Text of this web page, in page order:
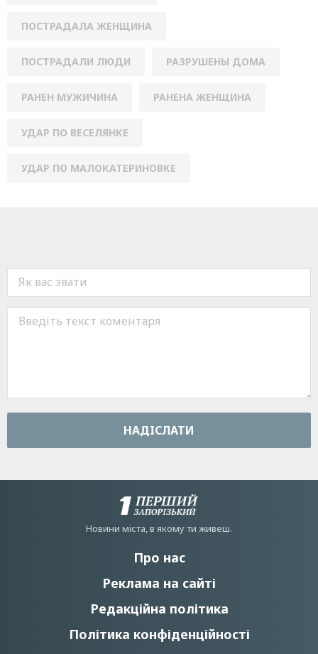
ПОСТРАДАЛА ЖЕНЩИНА
ПОСТРАДАЛИ ЛЮДИ РАЗРУШЕНЫ ДОМА
РАНЕН МУЖИЧИНА РАНЕНА ЖЕНЩИНА
УДАР ПО ВЕСЕЛЯНКЕ
УДАР ПО МАЛОКАТЕРИНОВКЕ
НАДIСЛАТИ
Новини мiста, в якому ти живеш.
Про нас
Реклама на сайті
Редакційна політика
Політика конфіденційності